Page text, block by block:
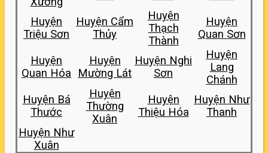
Huyện
Triệu Sơn
Huyện Cẩm
Thủy
Huyện
Thạch
Thành
Huyện
Quan Sơn
Huyện
Quan Hóa
Huyện
Mường Lát
Huyện Nghi
Sơn
Huyện
Lang
Chánh
Huyện Bá
Thước
Huyện
Thường
Xuân
Huyện
Thiệu Hóa
Huyện Như
Thanh
Huyện Như
Xuân